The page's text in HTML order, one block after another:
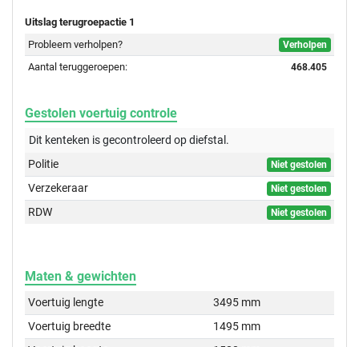
Uitslag terugroepactie 1
Probleem verholpen?
Verholpen
Aantal teruggeroepen: 468.405
Gestolen voertuig controle
Dit kenteken is gecontroleerd opdiefstal.
Politie
Niet gestolen
Verzekeraar Niet gestolen
RDW Niet gestolen
Maten & gewichten
Voertuig lengte
3495 mm
Voertuig breedte
1495 mm